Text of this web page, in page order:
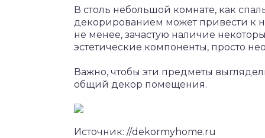
В столь небольшой комнате, как
декорированием может привести к
не менее, зачастую наличие
эстетические компоненты, просто
Важно, чтобы эти предметы
общий декор помещения.
Источник: //dekormyhome.ru